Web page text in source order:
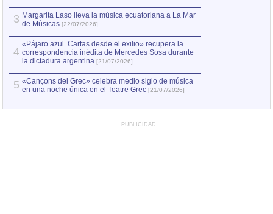
3 Margarita Laso lleva la música ecuatoriana a La Mar
de Músicas [22/07/2026]
4
«Pájaro azul. Cartas desde el exilio» recupera la
correspondencia inédita de Mercedes Sosa durante
la dictadura argentina [21/07/2026]
5 «Cançons del Grec» celebra medio siglo de música
en una noche única en el Teatre Grec [21/07/2026]
PUBLICIDAD